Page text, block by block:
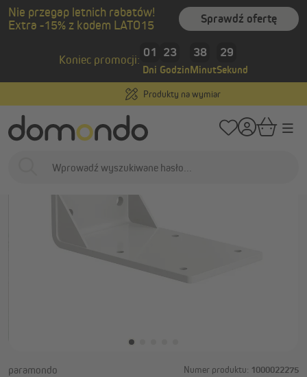
zawartości
Nie przegap letnich rabatów!
Extra -15% z kodem LATO15
Sprawdź ofertę
Koniec promocji: 01
Dni
23
Godzin
38
Minut
28
Sekund
Produkty na wymiar
Strona główna Osłony zewnętrzne Markizy / Akcesoria i części
paramondo Numer produktu: 1000022275